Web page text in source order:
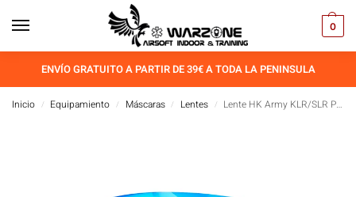
0
ENVÍO GRATUITO A PARTIR DE 39€ A TODA LA PENINSULA
Inicio / Equipamiento / Máscaras / Lentes / Lente HK Army KLR/SLR Pure HD ICE Frost